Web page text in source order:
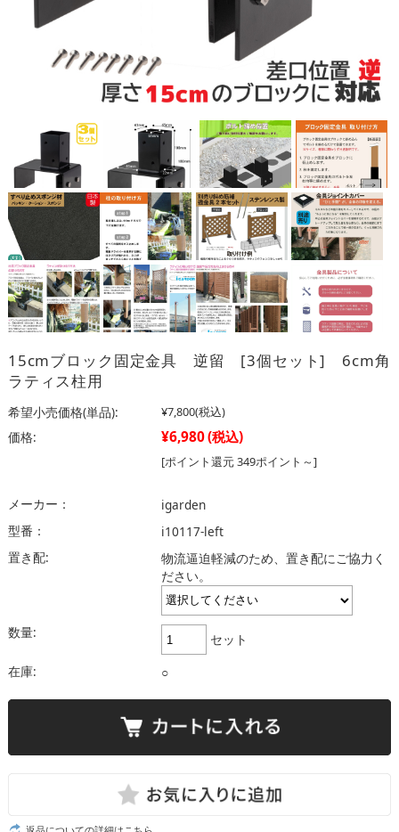
15cmブロック固定金具 逆留 [3個セット] 6cm角
ラティス柱用
希望小売価格(単品): ¥7,800(税込)
価格: ¥6,980(税込)
[ポイント還元 349ポイント～]
メーカー：
igarden
型番：
i10117-left
置き配:
物流逼迫軽減のため、置き配にご協力く
ださい。
数量:
セット
在庫:
○